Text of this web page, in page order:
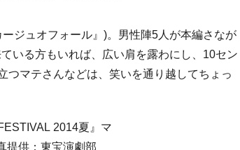
ジュオフォール』)。男性陣5人が本編さなが
いる方もいれば、広い肩を露わにし、10セン
つマテさんなどは、笑いを通り越してちょっ